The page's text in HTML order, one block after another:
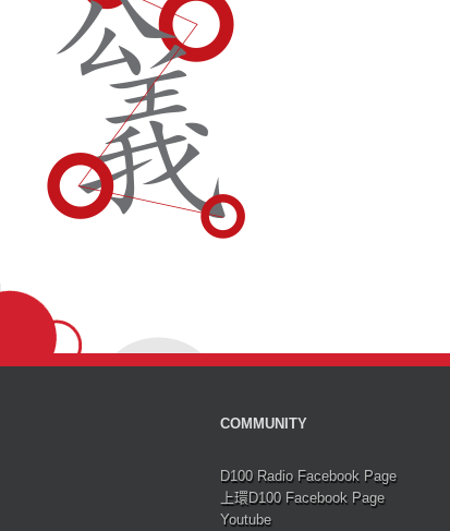
COMMUNITY
D100 Radio Facebook Page
上環D100 Facebook Page
Youtube